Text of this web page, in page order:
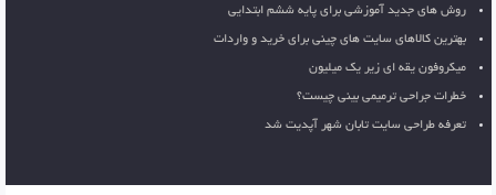
روش های جدید آموزشی برای پایه ششم ابتدایی
بهترین کالاهای سایت های چینی برای خرید و واردات
میکروفون یقه ای زیر یک میلیون
خطرات جراحی ترمیمی بینی چیست؟
تعرفه طراحی سایت تابان شهر آپدیت شد